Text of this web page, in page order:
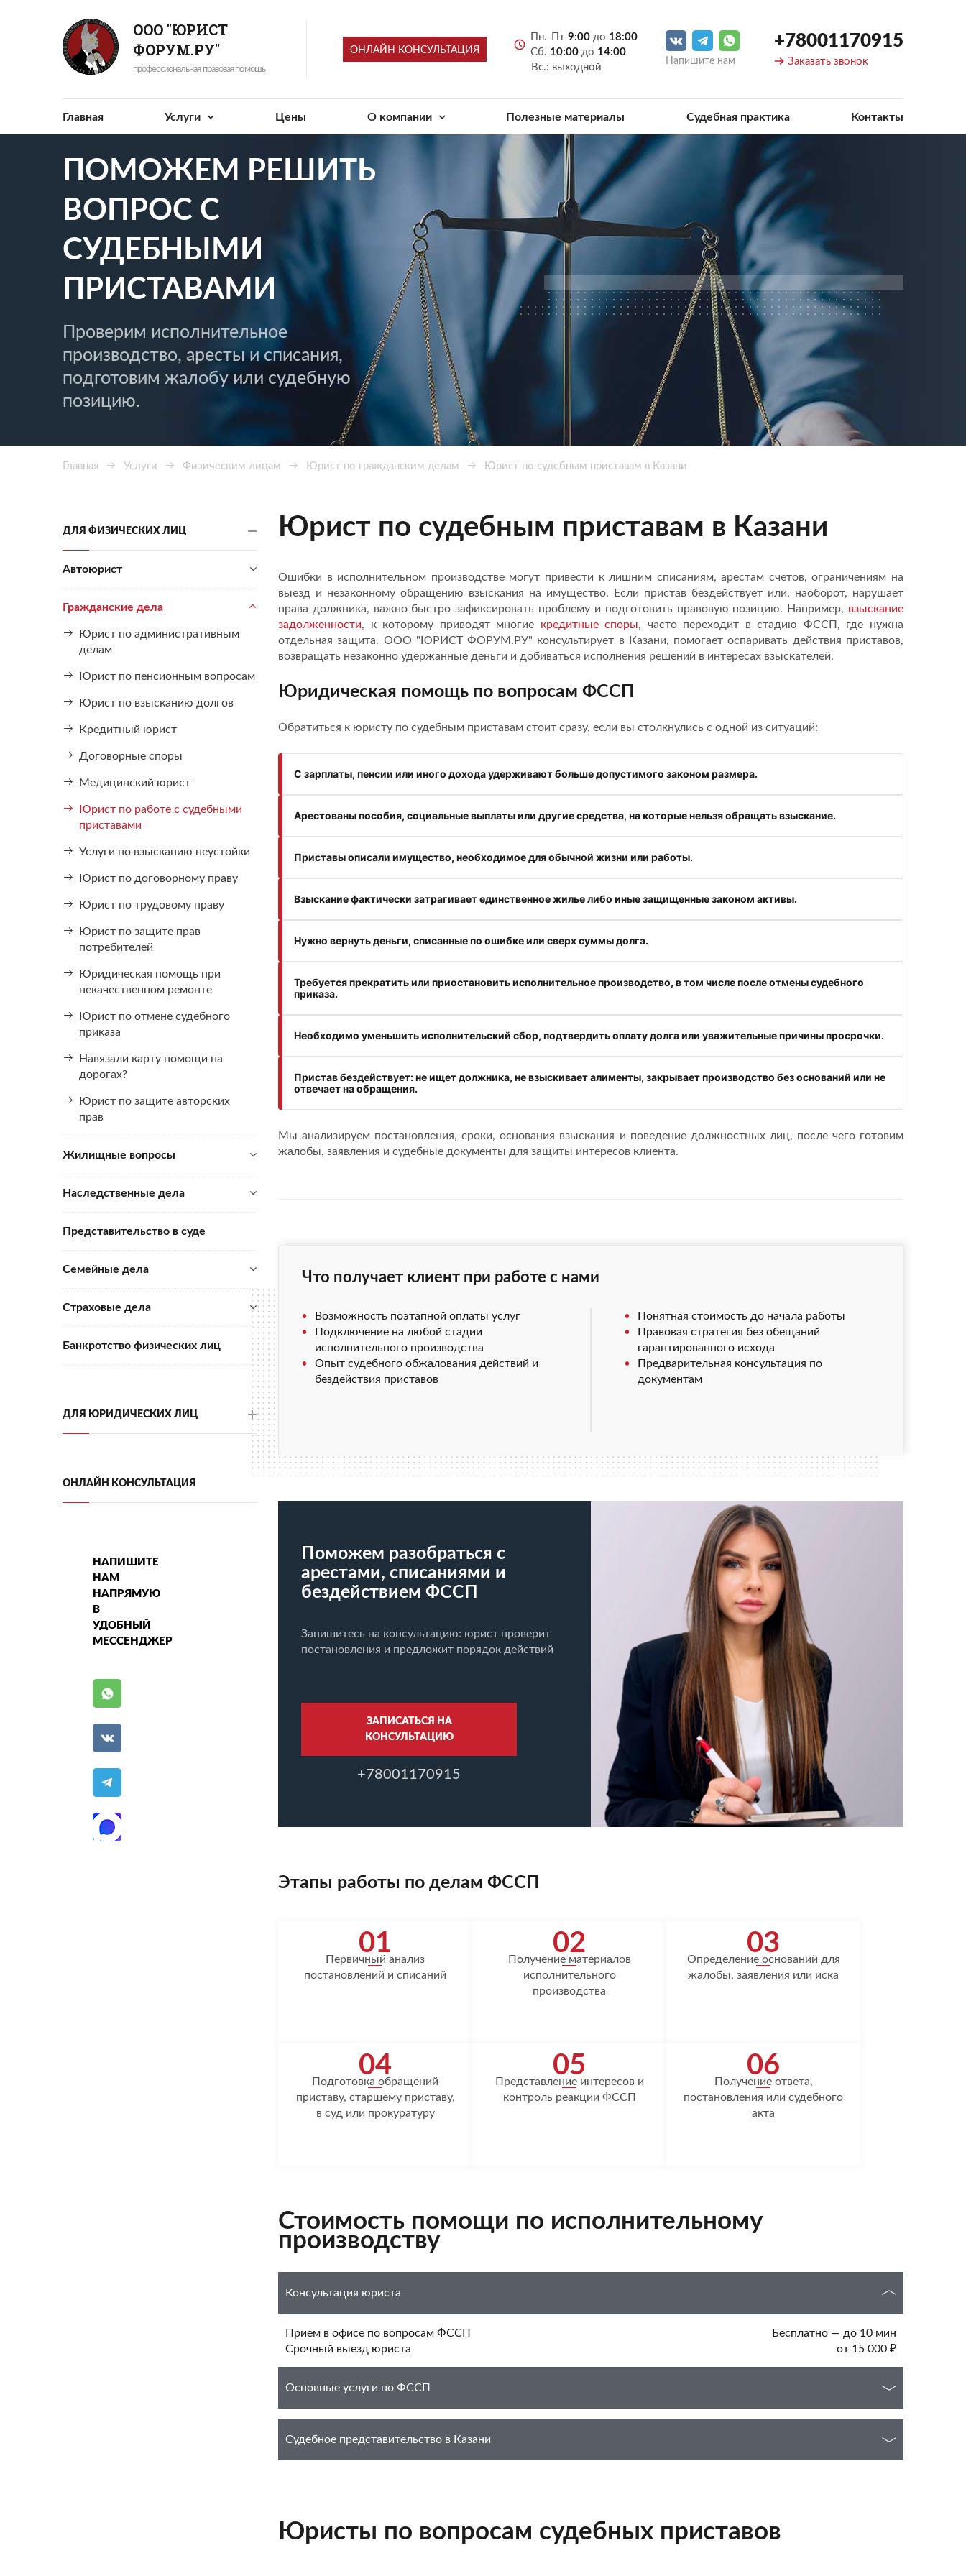
ООО "ЮРИСТ
ФОРУМ.РУ"
профессиональная правовая помощь
ОНЛАЙН КОНСУЛЬТАЦИЯ
Пн.-Пт 9:00 до 18:00
Сб. 10:00 до 14:00
Вс.: выходной
Напишите нам
+78001170915
Заказать звонок
Главная Услуги Цены О компании Полезные материалы Судебная практика Контакты
ПОМОЖЕМ РЕШИТЬ
ВОПРОС С
СУДЕБНЫМИ
ПРИСТАВАМИ
Проверим исполнительное
производство, аресты и списания,
подготовим жалобу или судебную
позицию.
Главная Услуги Физическим лицам Юрист по гражданским делам Юрист по судебным приставам в Казани
ДЛЯ ФИЗИЧЕСКИХ ЛИЦ
Автоюрист
Гражданские дела
Юрист по административным
делам
Юрист по пенсионным вопросам
Юрист по взысканию долгов
Кредитный юрист
Договорные споры
Медицинский юрист
Юрист по работе с судебными
приставами
Услуги по взысканию неустойки
Юрист по договорному праву
Юрист по трудовому праву
Юрист по защите прав
потребителей
Юридическая помощь при
некачественном ремонте
Юрист по отмене судебного
приказа
Навязали карту помощи на
дорогах?
Юрист по защите авторских
прав
Жилищные вопросы
Наследственные дела
Представительство в суде
Семейные дела
Страховые дела
Банкротство физических лиц
ДЛЯ ЮРИДИЧЕСКИХ ЛИЦ
ОНЛАЙН КОНСУЛЬТАЦИЯ
НАПИШИТЕ
НАМ
НАПРЯМУЮ
В
УДОБНЫЙ
МЕССЕНДЖЕР
Юрист по судебным приставам в Казани
Ошибки в исполнительном производстве могут привести к лишним списаниям, арестам счетов, ограничениям на
выезд и незаконному обращению взыскания на имущество. Если пристав бездействует или, наоборот, нарушает
права должника, важно быстро зафиксировать проблему и подготовить правовую позицию. Например, взыскание
задолженности, к которому приводят многие кредитные споры, часто переходит в стадию ФССП, где нужна
отдельная защита. ООО "ЮРИСТ ФОРУМ.РУ" консультирует в Казани, помогает оспаривать действия приставов,
возвращать незаконно удержанные деньги и добиваться исполнения решений в интересах взыскателей.
Юридическая помощь по вопросам ФССП
Обратиться к юристу по судебным приставам стоит сразу, если вы столкнулись с одной из ситуаций:
С зарплаты, пенсии или иного дохода удерживают больше допустимого законом размера.
Арестованы пособия, социальные выплаты или другие средства, на которые нельзя обращать взыскание.
Приставы описали имущество, необходимое для обычной жизни или работы.
Взыскание фактически затрагивает единственное жилье либо иные защищенные законом активы.
Нужно вернуть деньги, списанные по ошибке или сверх суммы долга.
Требуется прекратить или приостановить исполнительное производство, в том числе после отмены судебного
приказа.
Необходимо уменьшить исполнительский сбор, подтвердить оплату долга или уважительные причины просрочки.
Пристав бездействует: не ищет должника, не взыскивает алименты, закрывает производство без оснований или не
отвечает на обращения.
Мы анализируем постановления, сроки, основания взыскания и поведение должностных лиц, после чего готовим
жалобы, заявления и судебные документы для защиты интересов клиента.
Что получает клиент при работе с нами
Возможность поэтапной оплаты услуг
Подключение на любой стадии
исполнительного производства
Опыт судебного обжалования действий и
бездействия приставов
Понятная стоимость до начала работы
Правовая стратегия без обещаний
гарантированного исхода
Предварительная консультация по
документам
Поможем разобраться с
арестами, списаниями и
бездействием ФССП
Запишитесь на консультацию: юрист проверит
постановления и предложит порядок действий
ЗАПИСАТЬСЯ НА
КОНСУЛЬТАЦИЮ
+78001170915
Этапы работы по делам ФССП
01
Первичный анализ
постановлений и списаний
02
Получение материалов
исполнительного
производства
03
Определение оснований для
жалобы, заявления или иска
04
Подготовка обращений
приставу, старшему приставу,
в суд или прокуратуру
05
Представление интересов и
контроль реакции ФССП
06
Получение ответа,
постановления или судебного
акта
Стоимость помощи по исполнительному
производству
Консультация юриста
Прием в офисе по вопросам ФССП
Бесплатно — до 10 мин
Срочный выезд юриста
от 15 000 ₽
Основные услуги по ФССП
Судебное представительство в Казани
Юристы по вопросам судебных приставов